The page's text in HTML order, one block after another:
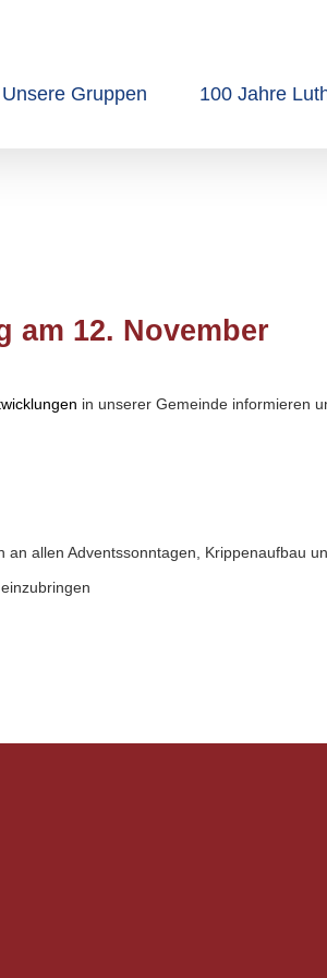
Unsere Gruppen 100 Jahre
am 12. November
in unserer Gemeinde informieren
an allen Adventssonntagen, Krippenaufbau